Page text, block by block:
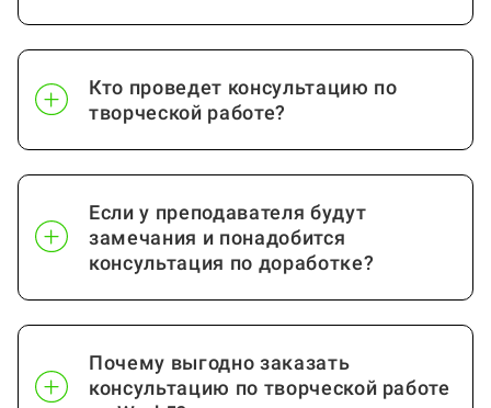
Кто проведет консультацию по
творческой работе?
Если у преподавателя будут
замечания и понадобится
консультация по доработке?
Почему выгодно заказать
консультацию по творческой работе